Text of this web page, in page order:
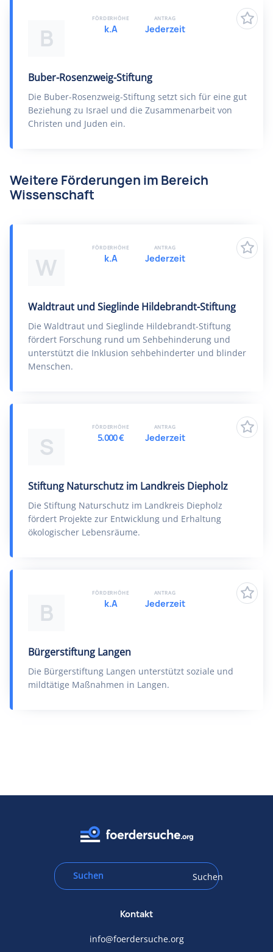
B
Buber-Rosenzweig-Stiftung
Die Buber-Rosenzweig-Stiftung setzt sich für eine gut
Beziehung zu Israel und die Zusammenarbeit von
Christen und Juden ein.
FÖRDERHÖHE
k.A
ANTRAG
Jederzeit
Weitere Förderungen im Bereich
Wissenschaft
W
Waldtraut und Sieglinde Hildebrandt-Stiftung
Die Waldtraut und Sieglinde Hildebrandt-Stiftung
fördert Forschung rund um Sehbehinderung und
unterstützt die Inklusion sehbehinderter und blinder
Menschen.
FÖRDERHÖHE
k.A
ANTRAG
Jederzeit
S
Stiftung Naturschutz im Landkreis Diepholz
Die Stiftung Naturschutz im Landkreis Diepholz
fördert Projekte zur Entwicklung und Erhaltung
ökologischer Lebensräume.
FÖRDERHÖHE
5.000 €
ANTRAG
Jederzeit
B
Bürgerstiftung Langen
Die Bürgerstiftung Langen unterstützt soziale und
mildtätige Maßnahmen in Langen.
FÖRDERHÖHE
k.A
ANTRAG
Jederzeit
Suchen
Kontakt
info@foerdersuche.org